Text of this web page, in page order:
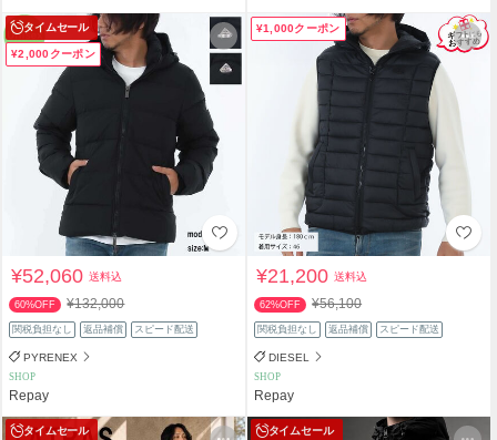
タイムセール
¥2,000クーポン
¥52,060送料込
60%OFF ¥132,000
関税負担なし 返品補償 スピード配送
PYRENEX
SHOP
Repay
¥1,000クーポン
¥21,200送料込
62%OFF ¥56,100
関税負担なし 返品補償 スピード配送
DIESEL
SHOP
Repay
タイムセール タイムセール